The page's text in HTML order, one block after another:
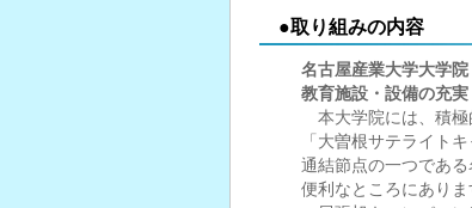
●取り組みの内容
名古屋産業大学大学
教育施設・設備の充実
本大学院には、積極
「大曽根サテライト
通結節点の一つであ
便利なところにありま